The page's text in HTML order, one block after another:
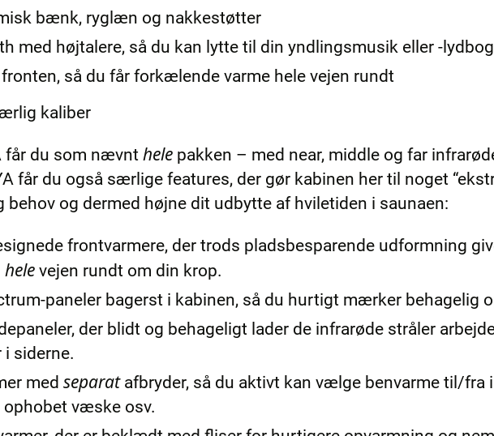
bænk, ryglæn og nakkestøtter
med højtalere, så du kan lytte til din yndlingsmusik eller -lydbog
så du får forkælende varme hele vejen rundt
kaliber
får du som nævnthele pakken – med near, middle og far
får du også særlige features, der gør kabinen her til noget
behov og dermed højne dit udbytte af hviletiden i saunaen:
frontvarmere, der trods pladsbesparende udformning
hele vejen rundt om din krop.
paneler bagerst i kabinen, så du hurtigt mærker behagelig
der blidt og behageligt lader de infrarøde stråler
i siderne.
medseparatafbryder, så du aktivt kan vælge benvarme til/fra
ophobet væske osv.